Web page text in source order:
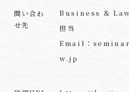
問い合わ
せ先
Business & Law
担当
Email：
w.jp